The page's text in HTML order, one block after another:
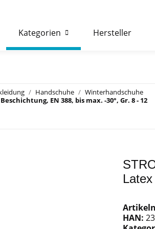
Kategorien Hersteller
Handschuhe
Winterhandschuhe
EN 388, bis max. -30°, Gr. 8 - 12
HAN: